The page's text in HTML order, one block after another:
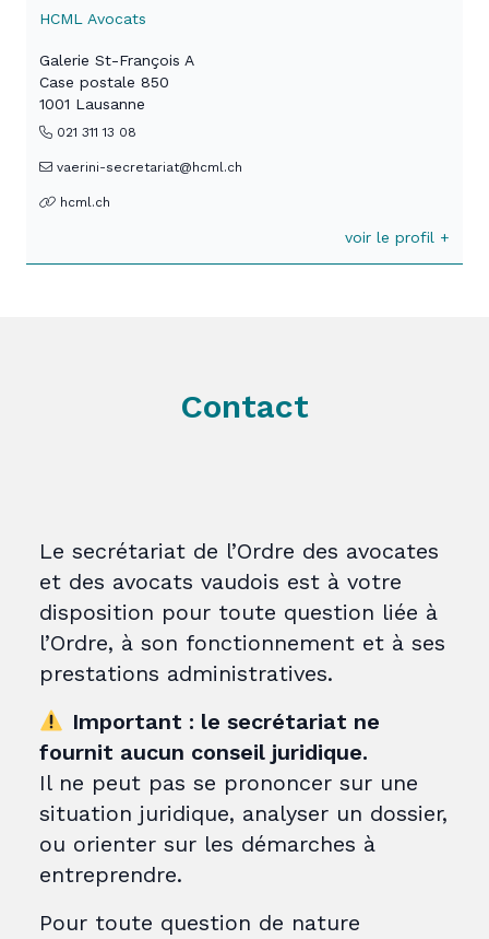
HCML Avocats
Galerie St-François A
Case postale 850
1001 Lausanne
021 311 13 08
vaerini-secretariat@hcml.ch
hcml.ch
voir le profil +
Contact
Le secrétariat de l’Ordre des avocates
et des avocats vaudois est à votre
disposition pour toute question liée à
l’Ordre, à son fonctionnement et à ses
prestations administratives.
Important : le secrétariat ne
fournit aucun conseil juridique.
Il ne peut pas se prononcer sur une
situation juridique, analyser un dossier,
ou orienter sur les démarches à
entreprendre.
Pour toute question de nature